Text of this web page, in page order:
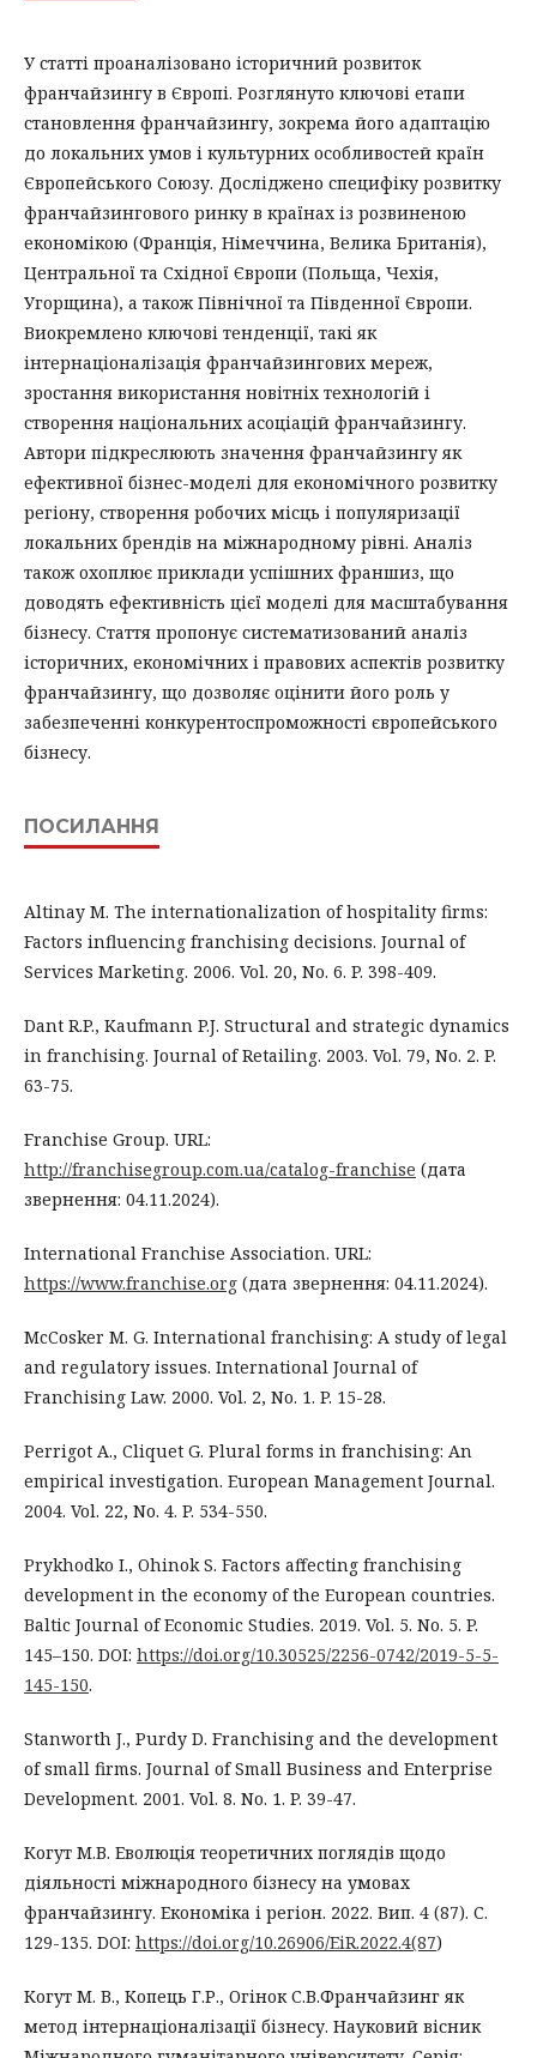
У статті проаналізовано історичний розвиток
франчайзингу в Європі. Розглянуто ключові етапи
становлення франчайзингу, зокрема його адаптацію
до локальних умов і культурних особливостей країн
Європейського Союзу. Досліджено специфіку розвитку
франчайзингового ринку в країнах із розвиненою
економікою (Франція, Німеччина, Велика Британія),
Центральної та Східної Європи (Польща, Чехія,
Угорщина), а також Північної та Південної Європи.
Виокремлено ключові тенденції, такі як
інтернаціоналізація франчайзингових мереж,
зростання використання новітніх технологій і
створення національних асоціацій франчайзингу.
Автори підкреслюють значення франчайзингу як
ефективної бізнес-моделі для економічного розвитку
регіону, створення робочих місць і популяризації
локальних брендів на міжнародному рівні. Аналіз
також охоплює приклади успішних франшиз, що
доводять ефективність цієї моделі для масштабування
бізнесу. Стаття пропонує систематизований аналіз
історичних, економічних і правових аспектів розвитку
франчайзингу, що дозволяє оцінити його роль у
забезпеченні конкурентоспроможності європейського
бізнесу.
ПОСИЛАННЯ
Altinay M. The internationalization of hospitality firms:
Factors influencing franchising decisions. Journal of
Services Marketing. 2006. Vol. 20, No. 6. P. 398-409.
Dant R.P., Kaufmann P.J. Structural and strategic dynamics
in franchising. Journal of Retailing. 2003. Vol. 79, No. 2. P.
63-75.
Franchise Group. URL:
http://franchisegroup.com.ua/catalog-franchise (дата
звернення: 04.11.2024).
International Franchise Association. URL:
https://www.franchise.org (дата звернення: 04.11.2024).
McCosker M. G. International franchising: A study of legal
and regulatory issues. International Journal of
Franchising Law. 2000. Vol. 2, No. 1. P. 15-28.
Perrigot A., Cliquet G. Plural forms in franchising: An
empirical investigation. European Management Journal.
2004. Vol. 22, No. 4. P. 534-550.
Prykhodko I., Ohinok S. Factors affecting franchising
development in the economy of the European countries.
Baltic Journal of Economic Studies. 2019. Vol. 5. No. 5. P.
145–150. DOI: https://doi.org/10.30525/2256-0742/2019-5-5-
145-150.
Stanworth J., Purdy D. Franchising and the development
of small firms. Journal of Small Business and Enterprise
Development. 2001. Vol. 8. No. 1. P. 39-47.
Когут М.В. Еволюція теоретичних поглядів щодо
діяльності міжнародного бізнесу на умовах
франчайзингу. Економіка і регіон. 2022. Вип. 4 (87). С.
129-135. DOI: https://doi.org/10.26906/EiR.2022.4(87)
Когут М. В., Копець Г.Р., Огінок С.В.Франчайзинг як
метод інтернаціоналізації бізнесу. Науковий вісник